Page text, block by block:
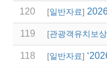
120 [일반자료]
119 [관광객유치보
118 [일반자료]